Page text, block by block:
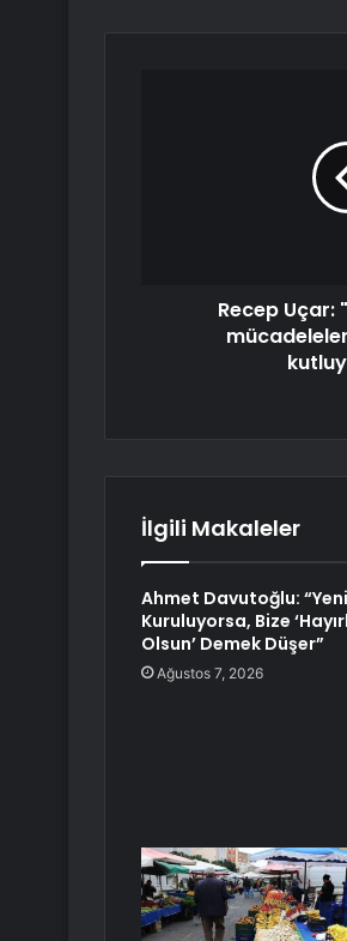
Recep Uçar:
İlgili Makaleler
Ahmet Davutoğlu:
Kuruluyorsa, Bize
Olsun’ Demek Düşer”
Ağustos 7, 2026